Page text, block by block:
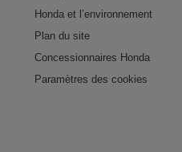
Honda et l’environnement
Plan du site
Concessionnaires Honda
Paramètres des cookies